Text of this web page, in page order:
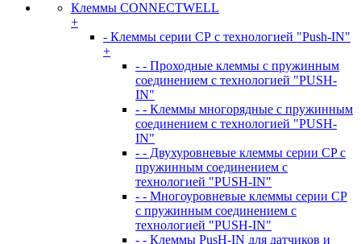
Клеммы CONNECTWELL
+
- Клеммы серии СР с технологией "Push-IN"
+
- - Проходные клеммы с пружинным
соединением с технологией "PUSH-
IN"
- - Клеммы многорядные с пружинным
соединением с технологией "PUSH-
IN"
- - Двухуровневые клеммы серии CP с
пружинным соединением с
технологией "PUSH-IN"
- - Многоуровневые клеммы серии CP
с пружинным соединением с
технологией "PUSH-IN"
- - Клеммы PusH-IN для датчиков и